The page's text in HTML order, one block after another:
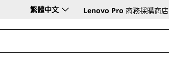
繁體中文 Lenovo Pro 商務採購商店